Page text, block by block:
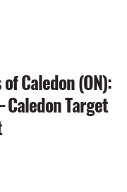
Caledon (ON):
Caledon Target